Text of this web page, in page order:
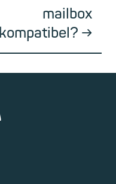
mailbox
kompatibel?